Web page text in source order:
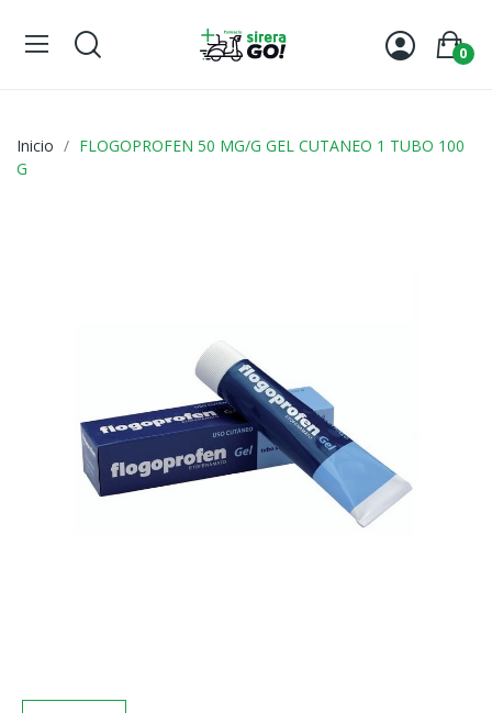
0
Inicio
FLOGOPROFEN 50 MG/G GEL CUTANEO 1 TUBO 100
G